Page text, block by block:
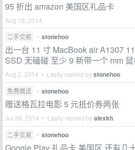
95 折出 amazon 美国区礼品卡
Aug 19, 2014
二手交易
• stonehoo
出一台 11 寸 MacBook air A1307
SSD 无磕碰 至少 9 新带一个 mm
Aug 2, 2014 • Lastly replied bystonehoo
免费赠送 • stonehoo
赠送格瓦拉电影 5 元抵价券两张
Jul 29, 2014 • Lastly replied byalexkh
二手交易 • stonehoo